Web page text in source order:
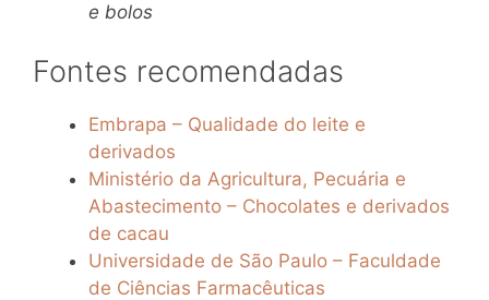
e bolos
Fontes recomendadas
Embrapa – Qualidade do leite e
derivados
Ministério da Agricultura, Pecuária e
Abastecimento – Chocolates e derivados
de cacau
Universidade de São Paulo – Faculdade
de Ciências Farmacêuticas